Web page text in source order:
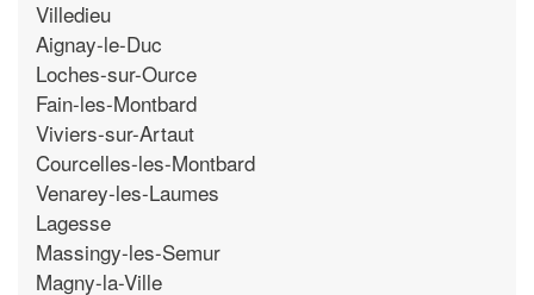
Villedieu
Aignay-le-Duc
Loches-sur-Ource
Fain-les-Montbard
Viviers-sur-Artaut
Courcelles-les-Montbard
Venarey-les-Laumes
Lagesse
Massingy-les-Semur
Magny-la-Ville